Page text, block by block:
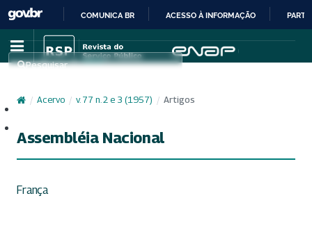
IR
PARA
CONTEÚDO
COMUNICA BR ACESSO À INFORMAÇÃO
Pesquisar
/ Acervo / v. 77 n. 2 e 3 (1957) / Artigos
Assembléia Nacional
França